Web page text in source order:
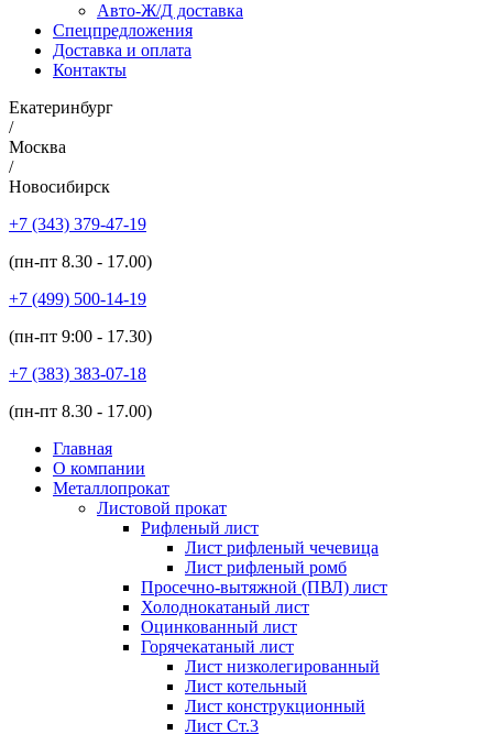
Авто-Ж/Д доставка
Спецпредложения
Доставка и оплата
Контакты
Екатеринбург
/
Москва
/
Новосибирск
+7 (343) 379-47-19
(пн-пт 8.30 - 17.00)
+7 (499) 500-14-19
(пн-пт 9:00 - 17.30)
+7 (383) 383-07-18
(пн-пт 8.30 - 17.00)
Главная
О компании
Металлопрокат
Листовой прокат
Рифленый лист
Лист рифленый чечевица
Лист рифленый ромб
Просечно-вытяжной (ПВЛ) лист
Холоднокатаный лист
Оцинкованный лист
Горячекатаный лист
Лист низколегированный
Лист котельный
Лист конструкционный
Лист Ст.3